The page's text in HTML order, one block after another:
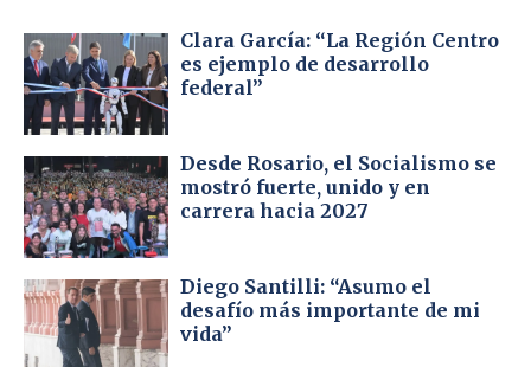
Clara García: “La Región Centro
es ejemplo de desarrollo
federal”
Desde Rosario, el Socialismo se
mostró fuerte, unido y en
carrera hacia 2027
Diego Santilli: “Asumo el
desafío más importante de mi
vida”